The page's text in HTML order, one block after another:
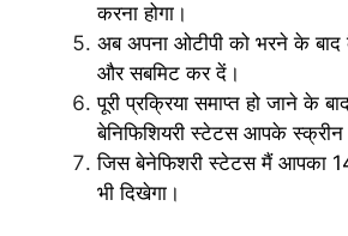
करना होगा।
अब अपना ओटीपी को भरने के बाद
और सबमिट कर दें।
पूरी प्रक्रिया समाप्त हो जाने के
बेनिफिशियरी स्टेटस आपके स्क्रीन
जिस बेनेफिशरी स्टेटस मैं आपका
भी दिखेगा।